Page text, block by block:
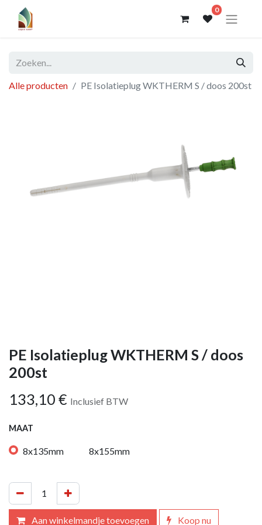
0
Alle producten PE Isolatieplug WKTHERM S / doos 200st
PE Isolatieplug WKTHERM S / doos
200st
133,10 € Inclusief BTW
MAAT
8x135mm 8x155mm
Aan winkelmandje toevoegen Koop nu